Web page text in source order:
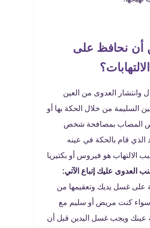
أن نحافظ على
وانتشار العدوى من العين
السليمة من خلال الحكة بها أو
المصاب بمصافحة شخص
الذي قام بالحكة في عينه
الالتهاب هو فيروس أو بكتيريا
العدوى عليك إتباع الآتي:
على غسل يديك وتعقيمها من
سواء كنت مريض أو سليم مع
عينك ويجب غسل اليدين قبل أن